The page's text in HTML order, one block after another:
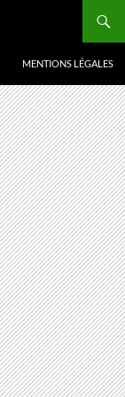
MENTIONS LÉGALES